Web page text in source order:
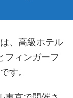
、高級ホテル
フィンガーフ
す。